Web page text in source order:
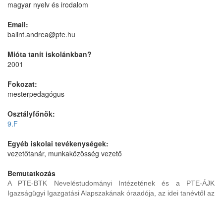
magyar nyelv és irodalom
Email:
balint.andrea@pte.hu
Mióta tanít iskolánkban?
2001
Fokozat:
mesterpedagógus
Osztályfőnök:
9.F
Egyéb iskolai tevékenységek:
vezetőtanár, munkaközösség vezető
Bemutatkozás
A PTE-BTK Neveléstudományi Intézetének és a PTE-ÁJK
Igazságügyi Igazgatási Alapszakának óraadója, az idei tanévtől az